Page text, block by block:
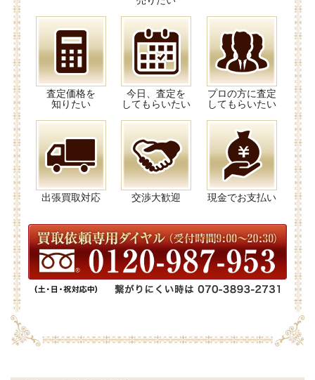
査定価格を
知りたい
今日、査定を
してもらいたい
プロの方に査定
してもらいたい
出張買取対応 交渉大歓迎 現金でお支払い